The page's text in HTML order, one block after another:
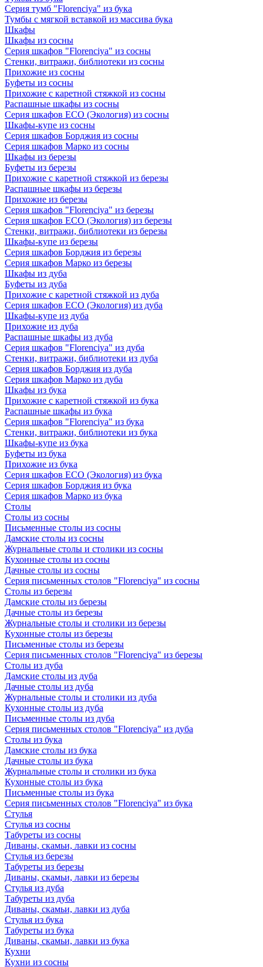
Серия тумб "Florenciya" из бука
Тумбы с мягкой вставкой из массива бука
Шкафы
Шкафы из сосны
Серия шкафов "Florenciya" из сосны
Стенки, витражи, библиотеки из сосны
Прихожие из сосны
Буфеты из сосны
Прихожие с каретной стяжкой из сосны
Распашные шкафы из сосны
Серия шкафов ECO (Экология) из сосны
Шкафы-купе из сосны
Серия шкафов Борджия из сосны
Серия шкафов Марко из сосны
Шкафы из березы
Буфеты из березы
Прихожие с каретной стяжкой из березы
Распашные шкафы из березы
Прихожие из березы
Серия шкафов "Florenciya" из березы
Серия шкафов ECO (Экология) из березы
Стенки, витражи, библиотеки из березы
Шкафы-купе из березы
Серия шкафов Борджия из березы
Серия шкафов Марко из березы
Шкафы из дуба
Буфеты из дуба
Прихожие с каретной стяжкой из дуба
Серия шкафов ECO (Экология) из дуба
Шкафы-купе из дуба
Прихожие из дуба
Распашные шкафы из дуба
Серия шкафов "Florenciya" из дуба
Стенки, витражи, библиотеки из дуба
Серия шкафов Борджия из дуба
Серия шкафов Марко из дуба
Шкафы из бука
Прихожие с каретной стяжкой из бука
Распашные шкафы из бука
Серия шкафов "Florenciya" из бука
Стенки, витражи, библиотеки из бука
Шкафы-купе из бука
Буфеты из бука
Прихожие из бука
Серия шкафов ECO (Экология) из бука
Серия шкафов Борджия из бука
Серия шкафов Марко из бука
Столы
Столы из сосны
Письменные столы из сосны
Дамские столы из сосны
Журнальные столы и столики из сосны
Кухонные столы из сосны
Дачные столы из сосны
Серия письменных столов "Florenciya" из сосны
Столы из березы
Дамские столы из березы
Дачные столы из березы
Журнальные столы и столики из березы
Кухонные столы из березы
Письменные столы из березы
Серия письменных столов "Florenciya" из березы
Столы из дуба
Дамские столы из дуба
Дачные столы из дуба
Журнальные столы и столики из дуба
Кухонные столы из дуба
Письменные столы из дуба
Серия письменных столов "Florenciya" из дуба
Столы из бука
Дамские столы из бука
Дачные столы из бука
Журнальные столы и столики из бука
Кухонные столы из бука
Письменные столы из бука
Серия письменных столов "Florenciya" из бука
Стулья
Стулья из сосны
Табуреты из сосны
Диваны, скамьи, лавки из сосны
Стулья из березы
Табуреты из березы
Диваны, скамьи, лавки из березы
Стулья из дуба
Табуреты из дуба
Диваны, скамьи, лавки из дуба
Стулья из бука
Табуреты из бука
Диваны, скамьи, лавки из бука
Кухни
Кухни из сосны